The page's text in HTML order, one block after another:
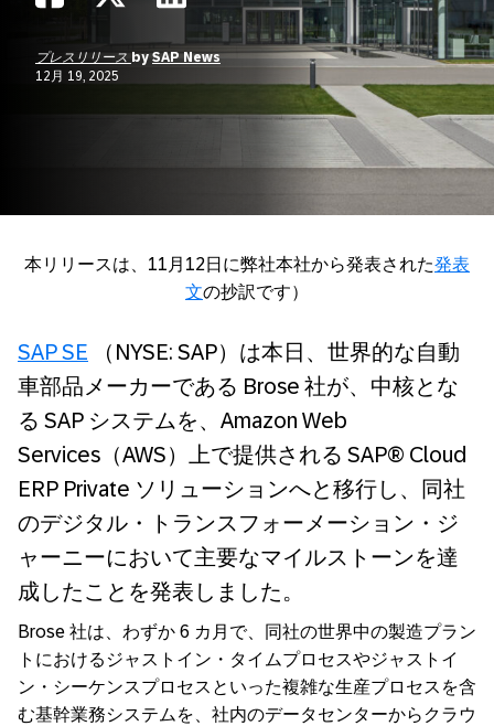
プレスリリース bySAP News
12月 19, 2025
本リリースは、11月12日に弊社本社から発表された発表
文の抄訳です）
SAP SE （NYSE: SAP）は本日、世界的な自動
車部品メーカーである Brose 社が、中核とな
る SAP システムを、Amazon Web
Services（AWS）上で提供される SAP® Cloud
ERP Private ソリューションへと移行し、同社
のデジタル・トランスフォーメーション・ジ
ャーニーにおいて主要なマイルストーンを達
成したことを発表しました。
Brose 社は、わずか 6 カ月で、同社の世界中の製造プラン
トにおけるジャストイン・タイムプロセスやジャストイ
ン・シーケンスプロセスといった複雑な生産プロセスを含
む基幹業務システムを、社内のデータセンターからクラウ